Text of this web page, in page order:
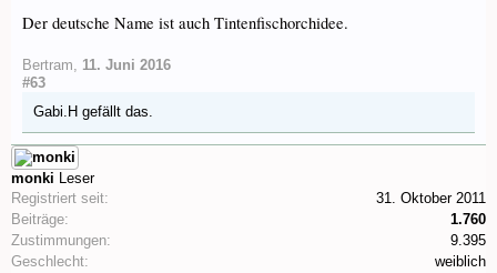
Der deutsche Name ist auch Tintenfischorchidee.
Bertram, 11. Juni 2016
#63
Gabi.H gefällt das.
monki Leser
Registriert seit:
31. Oktober 2011
Beiträge:
1.760
Zustimmungen:
9.395
Geschlecht:
weiblich